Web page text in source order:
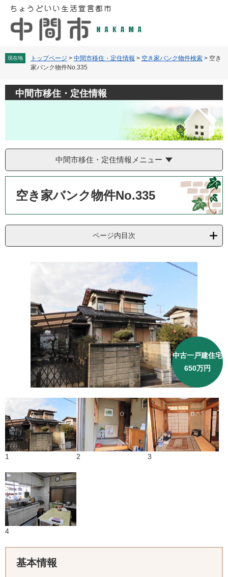
本
現在地 トップページ > 中間市移住・定住情報 > 空き家バンク物件検索 > 空き
家バンク物件No.335
中間市移住・定住情報
中間市移住・定住情報メニュー
空き家バンク物件No.335
ページ内目次
中古一戸建住宅
650万円
1 2 3
4
基本情報